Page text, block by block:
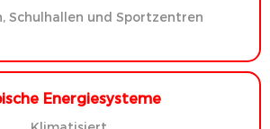
Schulhallen und Sportzentren
Energiesysteme